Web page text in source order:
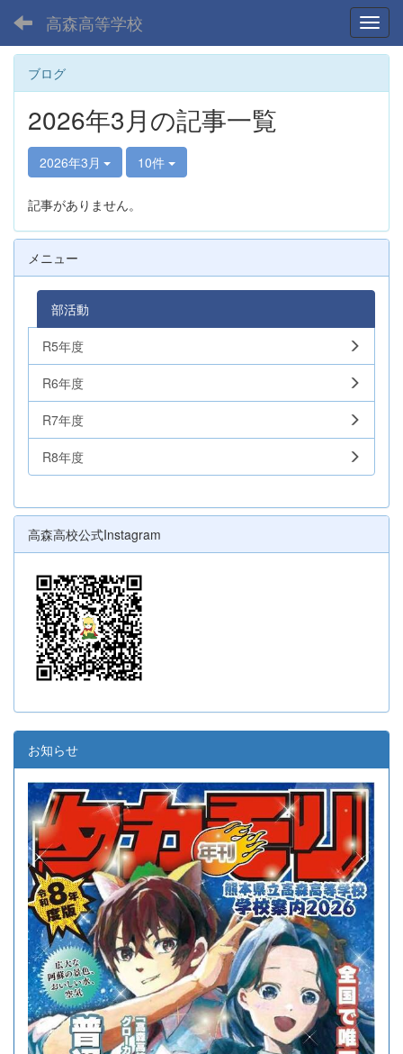
高森高等学校
ブログ
2026年3月の記事一覧
2026年3月 10件
記事がありません。
メニュー
部活動
R5年度
R6年度
R7年度
R8年度
高森高校公式Instagram
お知らせ